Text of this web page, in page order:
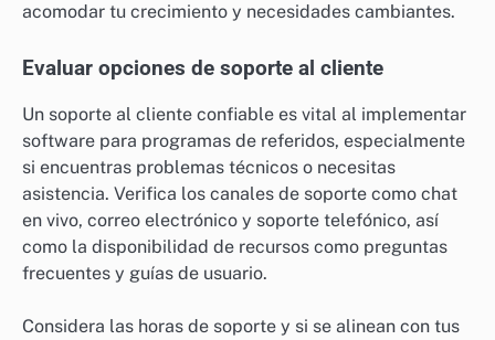
acomodar tu crecimiento y necesidades cambiantes.
Evaluar opciones de soporte al cliente
Un soporte al cliente confiable es vital al implementar
software para programas de referidos, especialmente
si encuentras problemas técnicos o necesitas
asistencia. Verifica los canales de soporte como chat
en vivo, correo electrónico y soporte telefónico, así
como la disponibilidad de recursos como preguntas
frecuentes y guías de usuario.
Considera las horas de soporte y si se alinean con tus